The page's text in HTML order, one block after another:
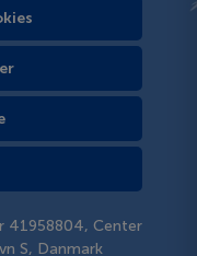
41958804, Center
S, Danmark